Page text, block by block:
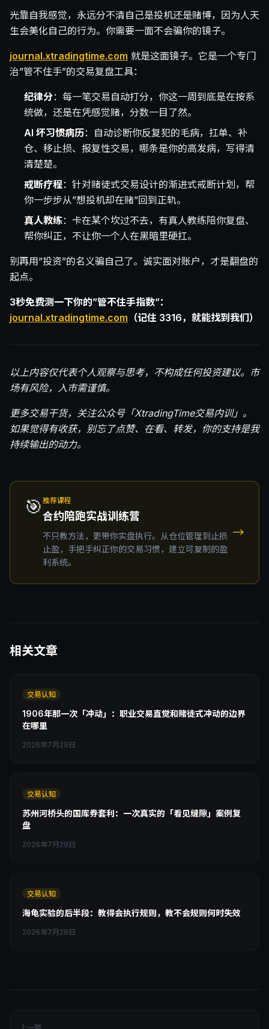
光靠自我感觉，永远分不清自己是投机还是赌博，因为人天
生会美化自己的行为。你需要一面不会骗你的镜子。
journal.xtradingtime.com 就是这面镜子。它是一个专门
治”管不住手”的交易复盘工具：
纪律分：每一笔交易自动打分，你这一周到底是在按系
统做，还是在凭感觉赌，分数一目了然。
AI 坏习惯病历：自动诊断你反复犯的毛病，扛单、补
仓、移止损、报复性交易，哪条是你的高发病，写得清
清楚楚。
戒断疗程：针对赌徒式交易设计的渐进式戒断计划，帮
你一步步从”想投机却在赌”回到正轨。
真人教练：卡在某个坎过不去，有真人教练陪你复盘、
帮你纠正，不让你一个人在黑暗里硬扛。
别再用”投资”的名义骗自己了。诚实面对账户，才是翻盘的
起点。
3秒免费测一下你的”管不住手指数”：
journal.xtradingtime.com （记住 3316，就能找到我们）
以上内容仅代表个人观察与思考，不构成任何投资建议。市
场有风险，入市需谨慎。
更多交易干货，关注公众号「XtradingTime交易内训」。
如果觉得有收获，别忘了点赞、在看、转发，你的支持是我
持续输出的动力。
🎯 推荐课程
合约陪跑实战训练营
不只教方法，更带你实盘执行。从仓位管理到止损
止盈，手把手纠正你的交易习惯，建立可复制的盈
利系统。
→
相关文章
交易认知
1906年那一次「冲动」：职业交易直觉和赌徒式冲动的边界
在哪里
2026年7月29日
交易认知
苏州河桥头的国库券套利：一次真实的「看见缝隙」案例复
盘
2026年7月29日
交易认知
海龟实验的后半段：教得会执行规则，教不会规则何时失效
2026年7月29日